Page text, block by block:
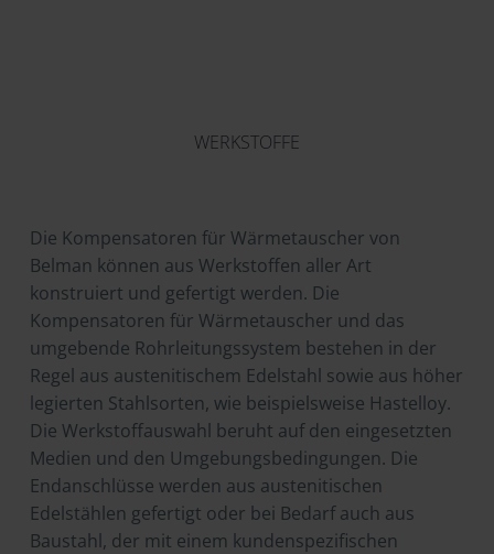
WERKSTOFFE
Die Kompensatoren für Wärmetauscher von
Belman können aus Werkstoffen aller Art
konstruiert und gefertigt werden. Die
Kompensatoren für Wärmetauscher und das
umgebende Rohrleitungssystem bestehen in der
Regel aus austenitischem Edelstahl sowie aus höher
legierten Stahlsorten, wie beispielsweise Hastelloy.
Die Werkstoffauswahl beruht auf den eingesetzten
Medien und den Umgebungsbedingungen. Die
Endanschlüsse werden aus austenitischen
Edelstählen gefertigt oder bei Bedarf auch aus
Baustahl, der mit einem kundenspezifischen